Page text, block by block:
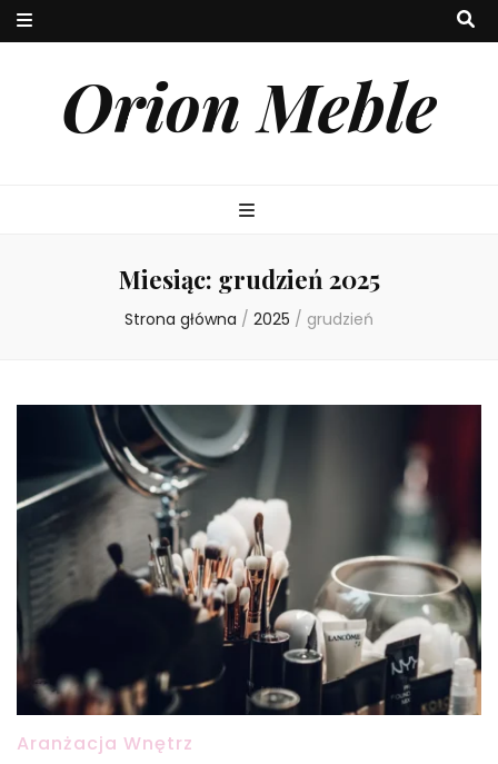
Orion Meble
Miesiąc: grudzień 2025
Strona główna / 2025 / grudzień
Aranżacja Wnętrz